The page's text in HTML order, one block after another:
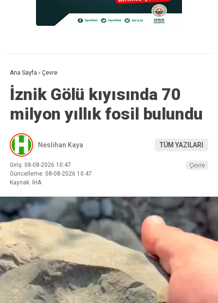
Ana Sayfa › Çevre
İznik Gölü kıyısında 70
milyon yıllık fosil bulundu
Neslihan Kaya TÜM YAZILARI
Giriş: 08-08-2026 10:47
Güncelleme: 08-08-2026 10:47
Kaynak: İHA
Çevre